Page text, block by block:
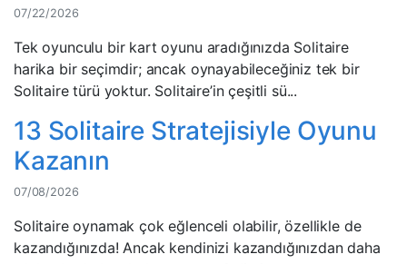
07/22/2026
Tek oyunculu bir kart oyunu aradığınızda Solitaire
harika bir seçimdir; ancak oynayabileceğiniz tek bir
Solitaire türü yoktur. Solitaire’in çeşitli sü...
13 Solitaire Stratejisiyle Oyunu
Kazanın
07/08/2026
Solitaire oynamak çok eğlenceli olabilir, özellikle de
kazandığınızda! Ancak kendinizi kazandığınızdan daha